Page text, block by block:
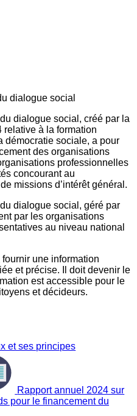
dialogue social, créé par la
relative à la formation
démocratie sociale, a pour
des organisations
professionnelles
concourant au
missions d’intérêt général.
dialogue social, géré par
par les organisations
au niveau national
une information
et précise. Il doit devenir le
est accessible pour le
et décideurs.
et ses principes
Rapport annuel 2024 sur
pour le financement du